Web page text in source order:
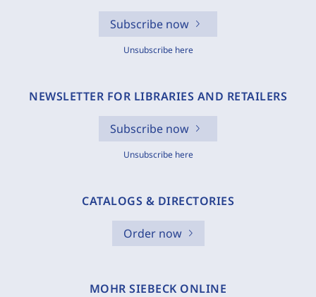
Subscribe now
Unsubscribe here
NEWSLETTER FOR LIBRARIES AND RETAILERS
Subscribe now
Unsubscribe here
CATALOGS & DIRECTORIES
Order now
MOHR SIEBECK ONLINE